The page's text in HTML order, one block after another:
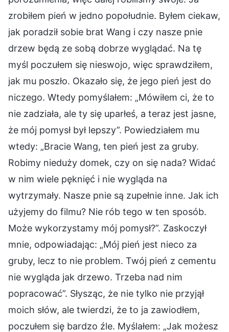
zrobiłem pień w jedno popołudnie. Byłem ciekaw,
jak poradził sobie brat Wang i czy nasze pnie
drzew będą ze sobą dobrze wyglądać. Na tę
myśl poczułem się nieswojo, więc sprawdziłem,
jak mu poszło. Okazało się, że jego pień jest do
niczego. Wtedy pomyślałem: „Mówiłem ci, że to
nie zadziała, ale ty się uparłeś, a teraz jest jasne,
że mój pomysł był lepszy”. Powiedziałem mu
wtedy: „Bracie Wang, ten pień jest za gruby.
Robimy nieduży domek, czy on się nada? Widać
w nim wiele pęknięć i nie wygląda na
wytrzymały. Nasze pnie są zupełnie inne. Jak ich
użyjemy do filmu? Nie rób tego w ten sposób.
Może wykorzystamy mój pomysł?”. Zaskoczył
mnie, odpowiadając: „Mój pień jest nieco za
gruby, lecz to nie problem. Twój pień z cementu
nie wygląda jak drzewo. Trzeba nad nim
popracować”. Słysząc, że nie tylko nie przyjął
moich słów, ale twierdzi, że to ja zawiodłem,
poczułem się bardzo źle. Myślałem: „Jak możesz